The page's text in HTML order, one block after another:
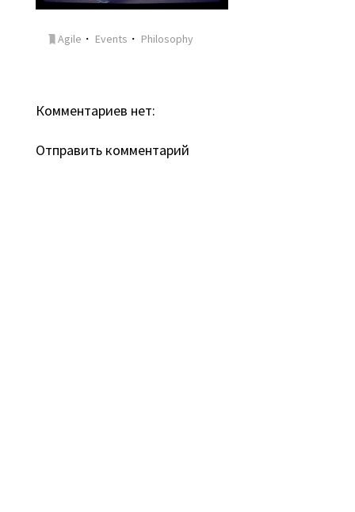
Agile ・ Events ・ Philosophy
Комментариев нет:
Отправить комментарий